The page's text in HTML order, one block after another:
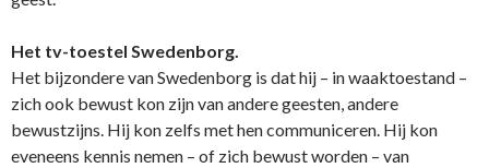
Het tv-toestel Swedenborg.
Het bijzondere van Swedenborg is dat hij – in waaktoestand –
zich ook bewust kon zijn van andere geesten, andere
bewustzijns. Hij kon zelfs met hen communiceren. Hij kon
eveneens kennis nemen – of zich bewust worden – van